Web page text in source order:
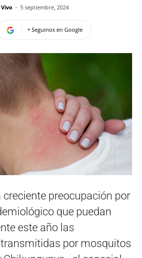
- 5 septiembre, 2024
+ Seguinos en Google
creciente preocupación por
que puedan
este año las
por mosquitos